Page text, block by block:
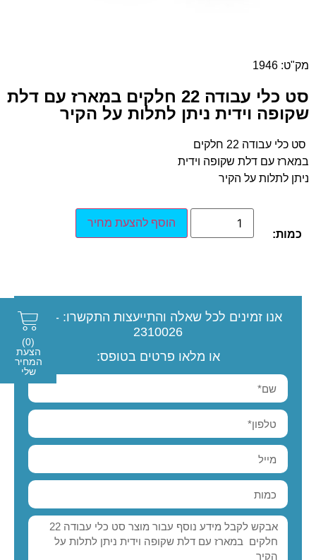
מק"ט: 1946
סט כלי עבודה 22 חלקים במארז עם דלת
שקופה וידית ניתן לתלות על הקיר
סט כלי עבודה 22 חלקים
במארז עם דלת שקופה וידית
ניתן לתלות על הקיר
כמות:
הוסף להצעת מחיר
אנו זמינים לכל שאלה והתייעצות התקשרו: 077-
2310026
או מלאו פרטים בטופס:
(0)
הצעת
המחיר
שלי